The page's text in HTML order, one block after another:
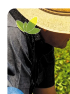
Bike
Seguro
Carta
Verde
Seguro
Celular
Seguro